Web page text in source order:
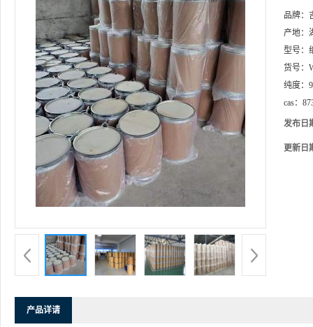
品牌：
产地：
型号：
货号：
纯度：
cas：
发布日
更新日
产品详请